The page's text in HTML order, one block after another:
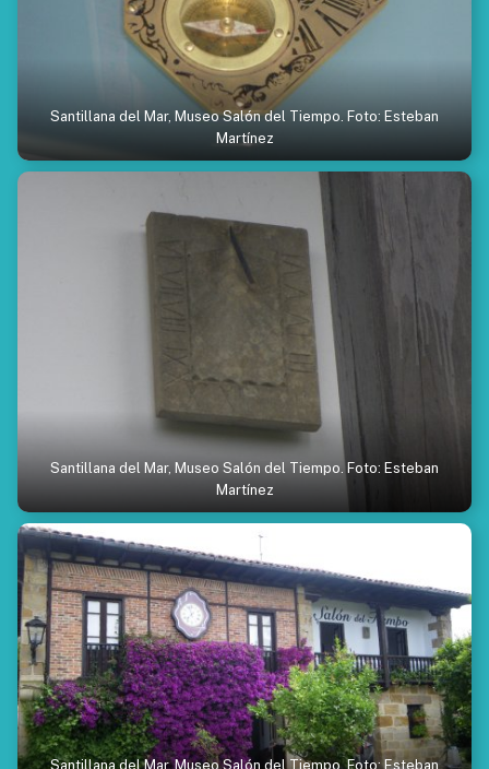
Santillana del Mar, Museo Salón del Tiempo. Foto: Esteban
Martínez
Santillana del Mar, Museo Salón del Tiempo. Foto: Esteban
Martínez
Santillana del Mar, Museo Salón del Tiempo. Foto: Esteban